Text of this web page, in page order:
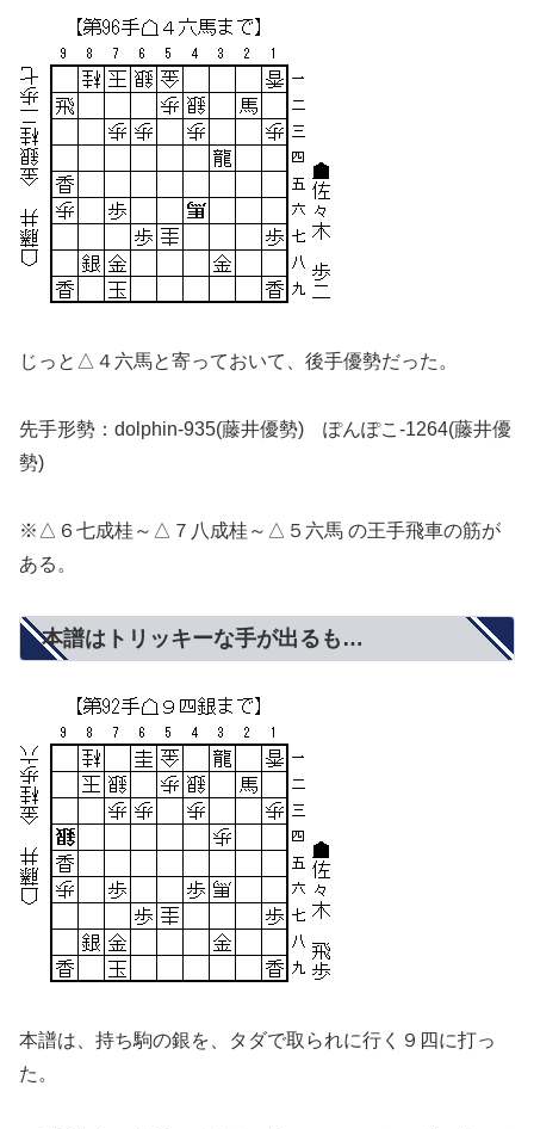
じっと△４六馬と寄っておいて、後手優勢だった。
先手形勢：dolphin-935(藤井優勢) ぽんぽこ-1264(藤井優
勢)
※△６七成桂～△７八成桂～△５六馬 の王手飛車の筋が
ある。
本譜はトリッキーな手が出るも…
本譜は、持ち駒の銀を、タダで取られに行く９四に打っ
た。